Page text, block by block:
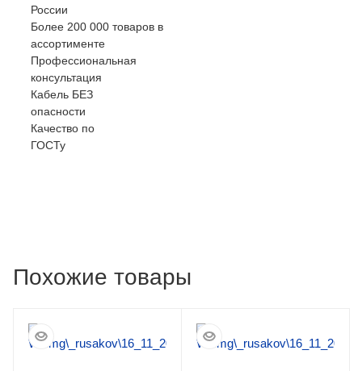
России
Более 200 000 товаров в
ассортименте
Профессиональная
консультация
Кабель БЕЗ
опасности
Качество по
ГОСТу
Похожие товары